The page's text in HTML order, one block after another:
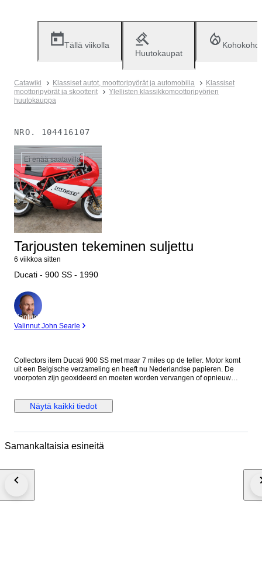
Tällä viikolla
Huutokaupat
Catawiki Klassiset autot, moottoripyörät ja automobilia
Klassiset
moottoripyörät ja skootterit
Ylellisten klassikkomoottoripyörien
huutokauppa
NRO. 104416107
Ei enää saatavilla
Tarjousten tekeminen suljettu
6 viikkoa sitten
Ducati - 900 SS - 1990
asiantuntija
Valinnut John Searle
Collectors item Ducati 900 SS met maar 7 miles op de teller. Motor komt
uit een Belgische verzameling en heeft nu Nederlandse papieren. De
voorpoten zijn geoxideerd en moeten worden vervangen of opnieuw
filter te vervangen. Voor de staat zie foto's. Het is mogelijk de motor te
bezichtigen op afspraak in Meerlo, Nederland Als de motor wordt
benzine in verband met eisen van de transporteur.
Näytä kaikki tiedot
Samankaltaisia esineitä